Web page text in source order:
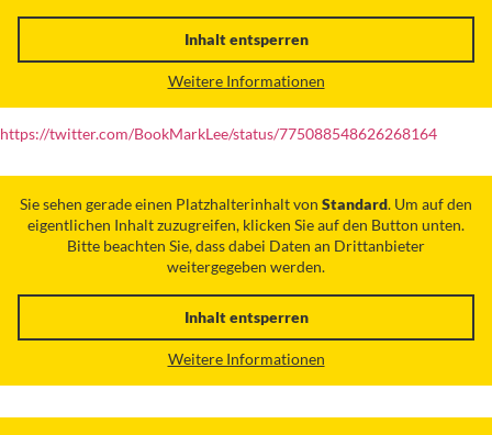
Inhalt entsperren
Weitere Informationen
https://twitter.com/BookMarkLee/status/775088548626268164
Sie sehen gerade einen Platzhalterinhalt von Standard. Um auf den
eigentlichen Inhalt zuzugreifen, klicken Sie auf den Button unten.
Bitte beachten Sie, dass dabei Daten an Drittanbieter
weitergegeben werden.
Inhalt entsperren
Weitere Informationen